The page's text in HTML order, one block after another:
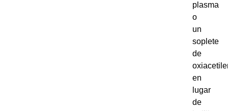
plasma
o
un
soplete
de
en
lugar
de